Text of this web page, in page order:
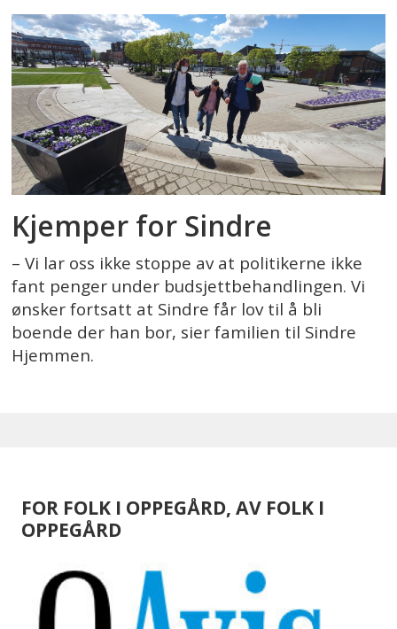
Kjemper for Sindre
– Vi lar oss ikke stoppe av at politikerne ikke
fant penger under budsjettbehandlingen. Vi
ønsker fortsatt at Sindre får lov til å bli
boende der han bor, sier familien til Sindre
Hjemmen.
FOR FOLK I OPPEGÅRD, AV FOLK I
OPPEGÅRD